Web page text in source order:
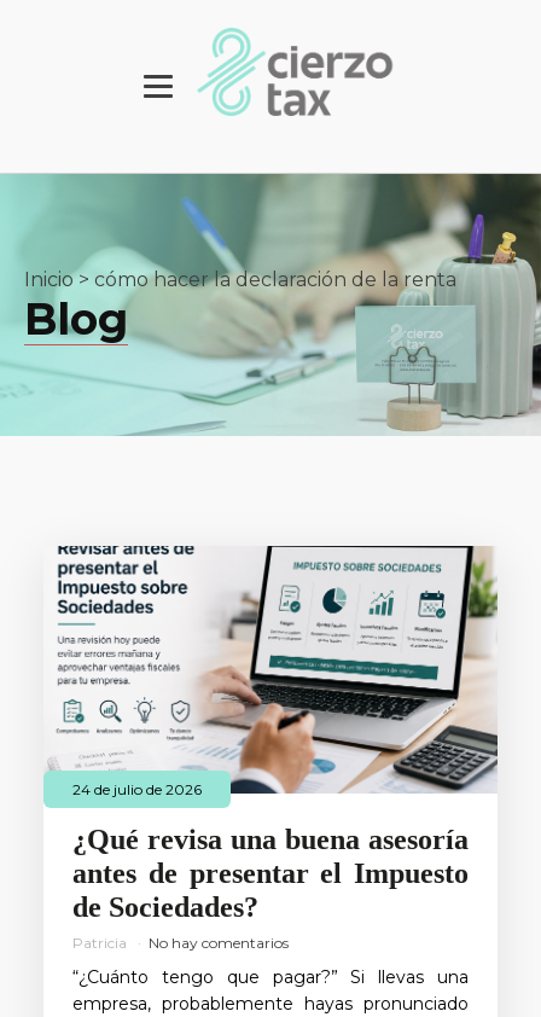
Inicio> cómo hacer la declaración de la renta
Blog
24 de julio de 2026
¿Qué revisa una buena asesoría
antes de presentar el Impuesto
de Sociedades?
Patricia No hay comentarios
“¿Cuánto tengo que pagar?” Si llevas una
empresa, probablemente hayas pronunciado